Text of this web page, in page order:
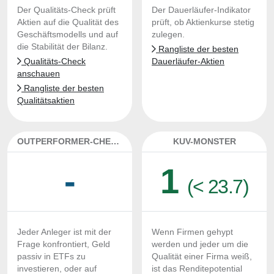
Der Qualitäts-Check prüft
Aktien auf die Qualität des
Geschäftsmodells und auf
die Stabilität der Bilanz.
Qualitäts-Check
anschauen
Rangliste der besten
Qualitätsaktien
Der Dauerläufer-Indikator
prüft, ob Aktienkurse stetig
zulegen.
Rangliste der besten
Dauerläufer-Aktien
OUTPERFORMER-CHECK
-
Jeder Anleger ist mit der
Frage konfrontiert, Geld
passiv in ETFs zu
investieren, oder auf
KUV-MONSTER
1 (< 23.7)
Wenn Firmen gehypt
werden und jeder um die
Qualität einer Firma weiß,
ist das Renditepotential